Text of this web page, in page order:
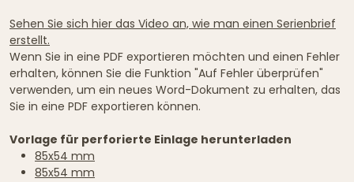
Sehen Sie sich hier das Video an, wie man einen Serienbrief
erstellt.
Wenn Sie in eine PDF exportieren möchten und einen Fehler
erhalten, können Sie die Funktion "Auf Fehler überprüfen"
verwenden, um ein neues Word-Dokument zu erhalten, das
Sie in eine PDF exportieren können.
Vorlage für perforierte Einlage herunterladen
85x54 mm
85x54 mm